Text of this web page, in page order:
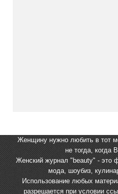
Женщину нужно любить в тот
не тогда, когда
Женский журнал "beauty" - это
мода, шоубиз,
Использование любых
разрешается при условии